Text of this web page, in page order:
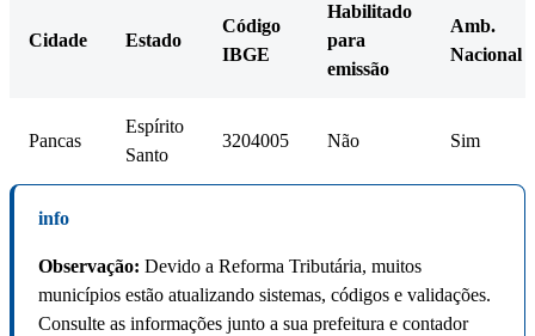
Cidade Estado
Código
IBGE
Habilitado
para
emissão
Amb.
Nacional
Pancas
Espírito
Santo
3204005 Não Sim
info
Observação: Devido a Reforma Tributária, muitos
municípios estão atualizando sistemas, códigos e validações.
Consulte as informações junto a sua prefeitura e contador